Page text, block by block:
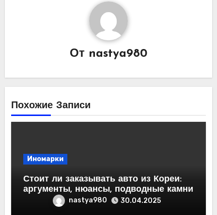
От nastya980
Похожие Записи
Иномарки
Стоит ли заказывать авто из Кореи:
аргументы, нюансы, подводные камни
nastya980 30.04.2025